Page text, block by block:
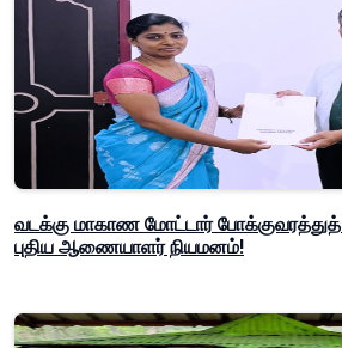
வடக்கு மாகாண மோட்டார்
புதிய ஆணையாளர் நியமனம்!